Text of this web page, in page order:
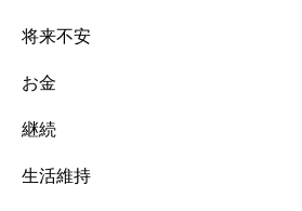
将来不安
お金
継続
生活維持